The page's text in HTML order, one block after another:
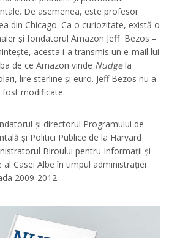
De asemenea, este profesor
din Chicago. Ca o curiozitate, există o
și fondatorul Amazon Jeff Bezos –
acesta i-a transmis un e-mail lui
de ce Amazon vinde Nudgela
lire sterline și euro. Jeff Bezos nu a
fost modificate.
și directorul Programului de
și Politici Publice de la Harvard
Biroului pentru Informații și
Casei Albe în timpul administrației
2009-2012.